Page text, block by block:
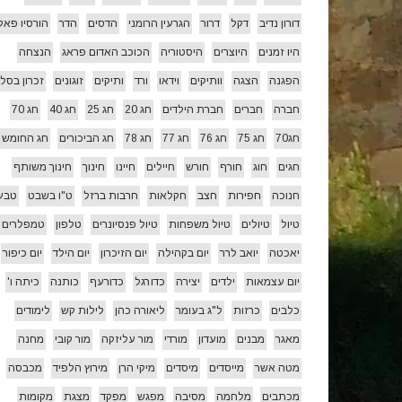
דורון נדיב דקל דרור הגרעין הרומני הדסים הדר הורסיו
היו זמנים היוצרים היסטוריה הכוכב האדום פראג הנצחה
הפגנה הצגה וותיקים וידאו ורד ותיקים זוגונים זכרון
חברה חברים חברת הילדים חג 20 חג 25 חג 40 חג 70
חג70 חג 75 חג 76 חג 77 חג 78 חג הביכורים חג החומש
חגים חוג חורף חורש חיילים חיינו חינוך חינוך משותף
חנוכה חפירות חצב חקלאות חרבות ברזל ט"ו בשבט
טיול טיולים טיול משפחות טיול פנסיונרים טלפון טמפלרים
יאכטה יואב לרר יום בקהילה יום הזיכרון יום הילד יום כיפור
יום עצמאות ילדים יצירה כדורגל כדורעף כותנה כיתה ו'
כלבים כרזות ל"ג בעומר ליאורה כהן לילות קש לימודים
מאגר מבנים מועדון מורדי מור עליזקה מור קובי מחנה
מטה אשר מייסדים מיסדים מיקי הרן מירוץ הלפיד מכבסה
מכתבים מלחמה מסיבה מפגש מפקד מצגת מקומות